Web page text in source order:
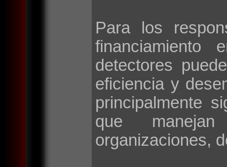
Para los
financiamiento
detectores
eficiencia y
principalmente
que
organizaciones,